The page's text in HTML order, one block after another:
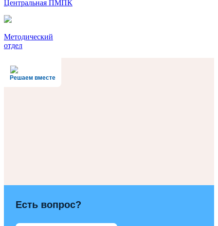
Центральная ПМПК
Методический
отдел
Решаем вместе
Есть вопрос?